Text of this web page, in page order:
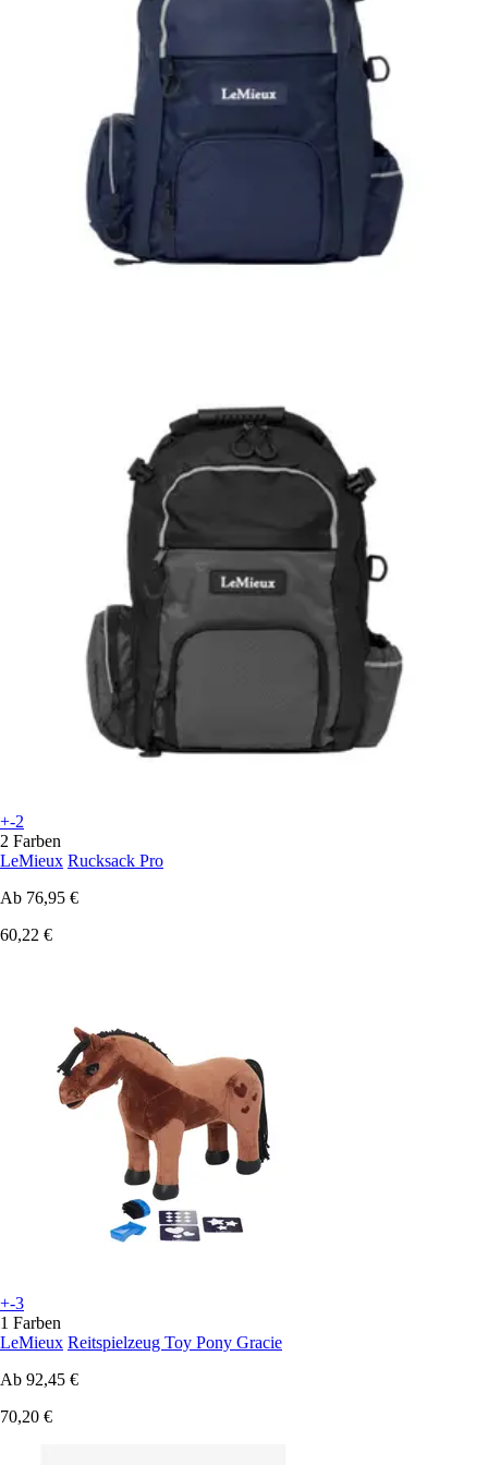
+-2
2 Farben
LeMieux Rucksack Pro
Ab 76,95 €
60,22 €
+-3
1 Farben
LeMieux Reitspielzeug Toy Pony Gracie
Ab 92,45 €
70,20 €